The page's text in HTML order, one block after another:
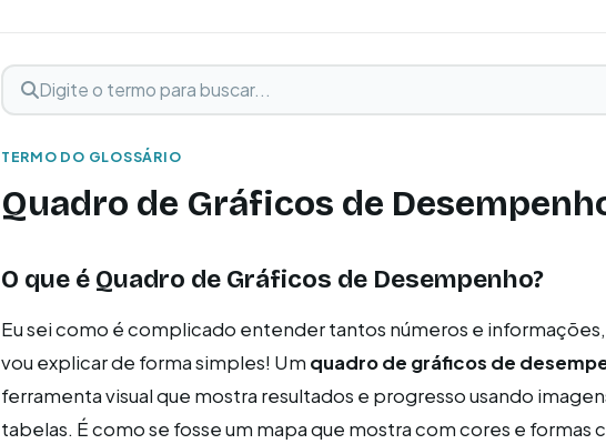
Buscar termo
Digite o termo para buscar
TERMO DO GLOSSÁRIO
Quadro de Gráficos de
O que é Quadro de Gráficos de Desempenho?
Eu sei como é complicado entender tantos números e
vou explicar de forma simples! Um quadro de gráficos de
ferramenta visual que mostra resultados e progresso usando
tabelas. É como se fosse um mapa que mostra com cores e formas